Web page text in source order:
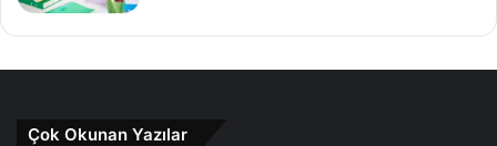
Çok Okunan Yazılar